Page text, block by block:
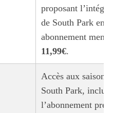
proposant
de South Park en
abonnement
11,99€.
Accès aux saisons
South Park, inclus
l’abonnement